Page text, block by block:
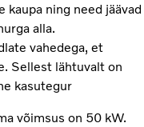
kaupa ning need jäävad
alla.
vahedega, et
Sellest lähtuvalt on
kasutegur
võimsus on 50 kW.